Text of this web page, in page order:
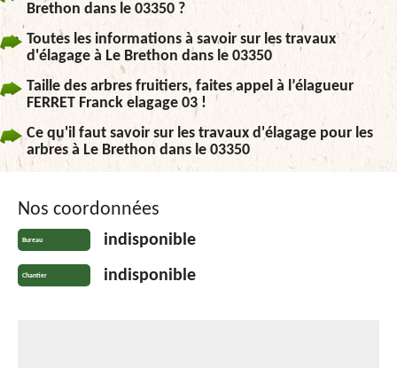
Brethon dans le 03350 ?
Toutes les informations à savoir sur les travaux
d'élagage à Le Brethon dans le 03350
Taille des arbres fruitiers, faites appel à l’élagueur
FERRET Franck elagage 03 !
Ce qu'il faut savoir sur les travaux d'élagage pour les
arbres à Le Brethon dans le 03350
Nos coordonnées
Bureau indisponible
Chantier indisponible